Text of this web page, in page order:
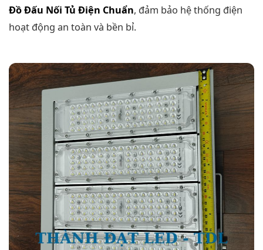
Đồ Đấu Nối Tủ Điện Chuẩn, đảm bảo hệ thống điện
hoạt động an toàn và bền bỉ.